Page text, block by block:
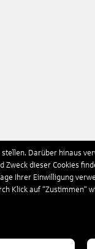
Darüber hinaus
dieser Cookies
Ihrer Einwilligung
Klick auf “Zustimmen“